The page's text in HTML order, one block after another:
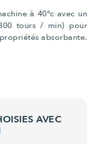
à 40°c avec un
tours / min) pour
absorbante.
AVEC